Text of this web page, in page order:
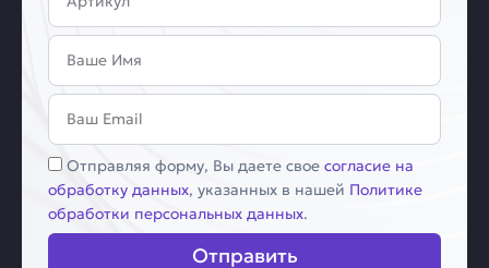
Имя
Email
Соглашение
Отправляя форму, Вы даете свое согласие на
обработку данных, указанных в нашей Политике
обработки персональных данных.
Отправить